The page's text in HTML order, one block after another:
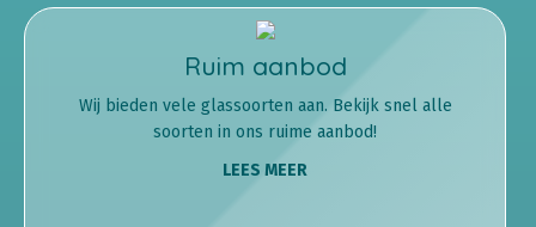
Ruim aanbod
Wij bieden vele glassoorten aan. Bekijk snel alle
soorten in ons ruime aanbod!
LEES MEER